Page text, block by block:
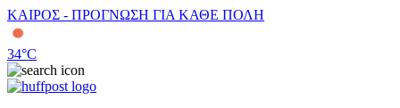
ΚΑΙΡΟΣ - ΠΡΟΓΝΩΣΗ ΓΙΑ ΚΑΘΕ ΠΟΛΗ
34°C